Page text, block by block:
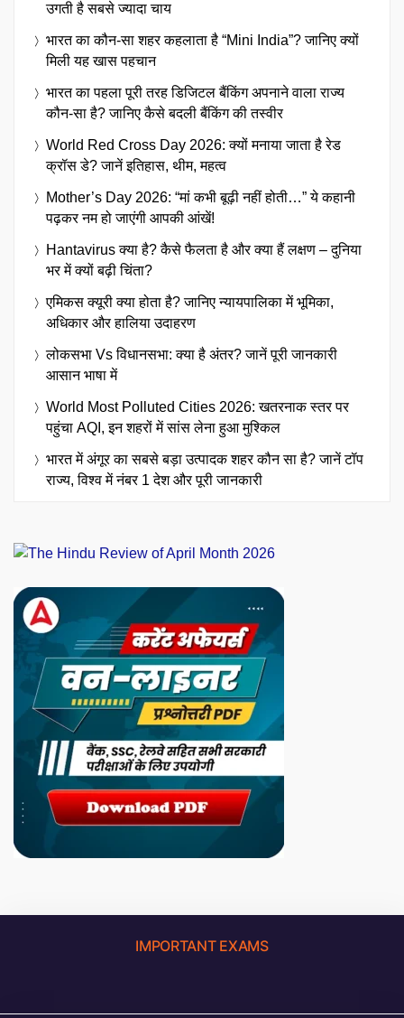
उगती है सबसे ज्यादा चाय
भारत का कौन-सा शहर कहलाता है “Mini India”? जानिए क्यों
मिली यह खास पहचान
भारत का पहला पूरी तरह डिजिटल बैंकिंग अपनाने वाला राज्य
कौन-सा है? जानिए कैसे बदली बैंकिंग की तस्वीर
World Red Cross Day 2026: क्यों मनाया जाता है रेड
क्रॉस डे? जानें इतिहास, थीम, महत्व
Mother’s Day 2026: “मां कभी बूढ़ी नहीं होती…” ये कहानी
पढ़कर नम हो जाएंगी आपकी आंखें!
Hantavirus क्या है? कैसे फैलता है और क्या हैं लक्षण – दुनिया
भर में क्यों बढ़ी चिंता?
एमिकस क्यूरी क्या होता है? जानिए न्यायपालिका में भूमिका,
अधिकार और हालिया उदाहरण
लोकसभा Vs विधानसभा: क्या है अंतर? जानें पूरी जानकारी
आसान भाषा में
World Most Polluted Cities 2026: खतरनाक स्तर पर
पहुंचा AQI, इन शहरों में सांस लेना हुआ मुश्किल
भारत में अंगूर का सबसे बड़ा उत्पादक शहर कौन सा है? जानें टॉप
राज्य, विश्व में नंबर 1 देश और पूरी जानकारी
IMPORTANT EXAMS